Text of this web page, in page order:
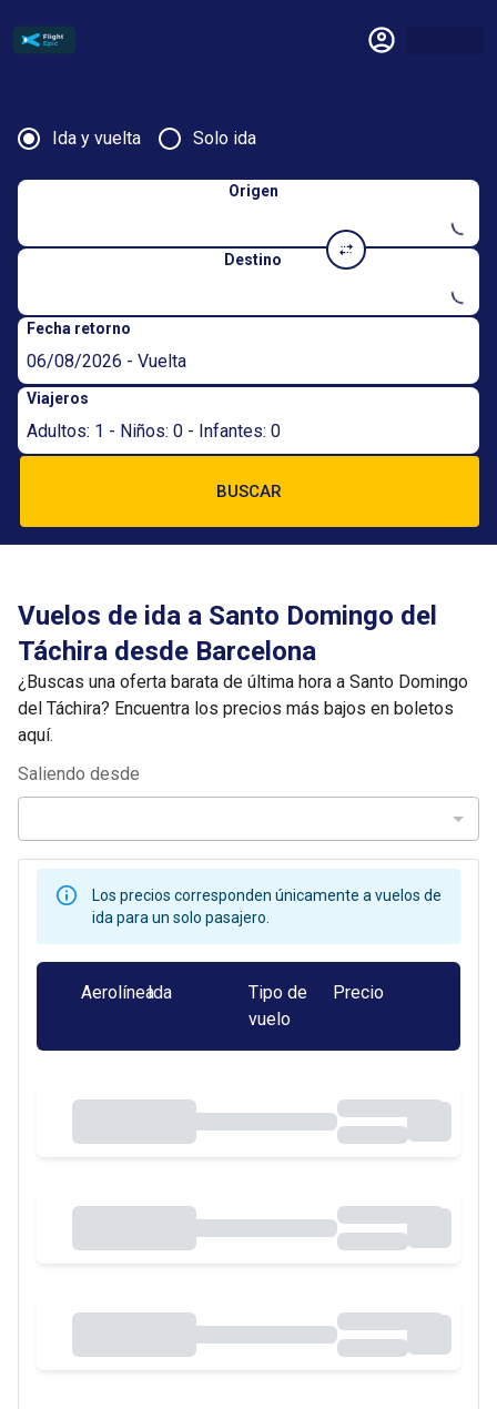
Ida y vuelta Solo ida
Origen
Destino
Fecha retorno
06/08/2026 - Vuelta
Viajeros
Adultos: 1 - Niños: 0 - Infantes: 0
BUSCAR
Vuelos de ida a Santo Domingo del
Táchira desde Barcelona
¿Buscas una oferta barata de última hora a Santo Domingo
del Táchira? Encuentra los precios más bajos en boletos
aquí.
Saliendo desde
Los precios corresponden únicamente a vuelos de
ida para un solo pasajero.
AerolíneaIda
Tipo de
vuelo
Precio